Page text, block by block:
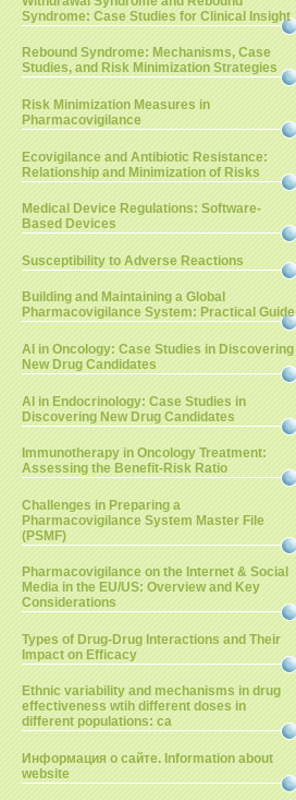
Syndrome: Case Studies for Clinical Insight
Rebound Syndrome: Mechanisms, Case
Studies, and Risk Minimization Strategies
Risk Minimization Measures in
Pharmacovigilance
Ecovigilance and Antibiotic Resistance:
Relationship and Minimization of Risks
Medical Device Regulations: Software-
Based Devices
Susceptibility to Adverse Reactions
Building and Maintaining a Global
Pharmacovigilance System: Practical Guide
AI in Oncology: Case Studies in Discovering
New Drug Candidates
AI in Endocrinology: Case Studies in
Discovering New Drug Candidates
Immunotherapy in Oncology Treatment:
Assessing the Benefit-Risk Ratio
Challenges in Preparing a
Pharmacovigilance System Master File
(PSMF)
Pharmacovigilance on the Internet & Social
Media in the EU/US: Overview and Key
Considerations
Types of Drug-Drug Interactions and Their
Impact on Efficacy
Ethnic variability and mechanisms in drug
effectiveness wtih different doses in
different populations: ca
Информация о сайте. Information about
website